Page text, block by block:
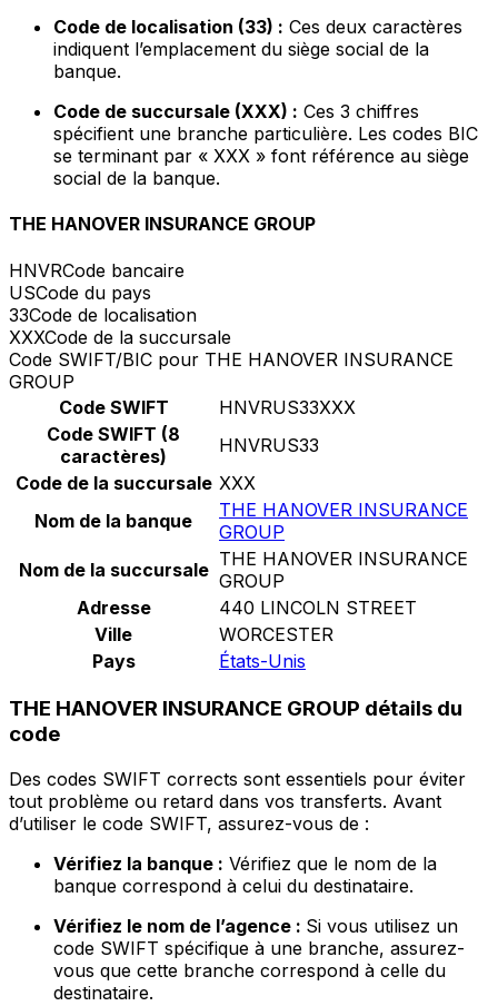
Code de localisation (33) : Ces deux caractères
indiquent l’emplacement du siège social de la
banque.
Code de succursale (XXX) : Ces 3 chiffres
spécifient une branche particulière. Les codes BIC
se terminant par « XXX » font référence au siège
social de la banque.
THE HANOVER INSURANCE GROUP
HNVRCode bancaire
USCode du pays
33Code de localisation
XXXCode de la succursale
Code SWIFT/BIC pour THE HANOVER INSURANCE
GROUP
Code SWIFT
HNVRUS33XXX
Code SWIFT (8
caractères)
HNVRUS33
Code de la succursale XXX
Nom de la banque
THE HANOVER INSURANCE
GROUP
Nom de la succursale THE HANOVER INSURANCE
GROUP
Adresse
440 LINCOLN STREET
Ville
WORCESTER
Pays
États-Unis
THE HANOVER INSURANCE GROUP détails du
code
Des codes SWIFT corrects sont essentiels pour éviter
tout problème ou retard dans vos transferts. Avant
d’utiliser le code SWIFT, assurez-vous de :
Vérifiez la banque : Vérifiez que le nom de la
banque correspond à celui du destinataire.
Vérifiez le nom de l’agence : Si vous utilisez un
code SWIFT spécifique à une branche, assurez-
vous que cette branche correspond à celle du
destinataire.